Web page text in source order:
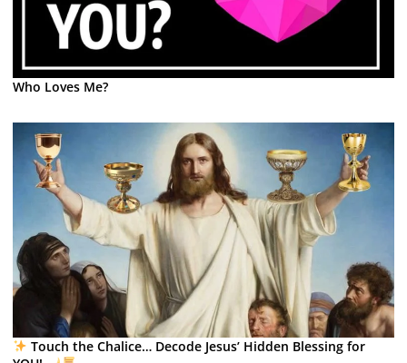
Who Loves Me?
Touch the Chalice… Decode Jesus’ Hidden Blessing for